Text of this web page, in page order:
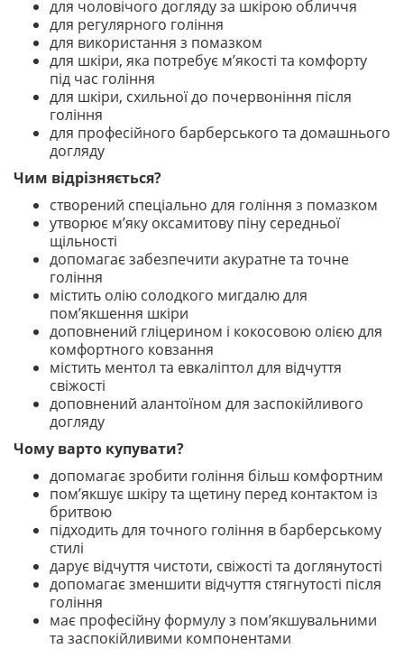
для чоловічого догляду за шкірою обличчя
для регулярного гоління
для використання з помазком
для шкіри, яка потребує м’якості та комфорту
під час гоління
для шкіри, схильної до почервоніння після
гоління
для професійного барберського та домашнього
догляду
Чим відрізняється?
створений спеціально для гоління з помазком
утворює м’яку оксамитову піну середньої
щільності
допомагає забезпечити акуратне та точне
гоління
містить олію солодкого мигдалю для
пом’якшення шкіри
доповнений гліцерином і кокосовою олією для
комфортного ковзання
містить ментол та евкаліптол для відчуття
свіжості
доповнений алантоїном для заспокійливого
догляду
Чому варто купувати?
допомагає зробити гоління більш комфортним
пом’якшує шкіру та щетину перед контактом із
бритвою
підходить для точного гоління в барберському
стилі
дарує відчуття чистоти, свіжості та доглянутості
допомагає зменшити відчуття стягнутості після
гоління
має професійну формулу з пом’якшувальними
та заспокійливими компонентами